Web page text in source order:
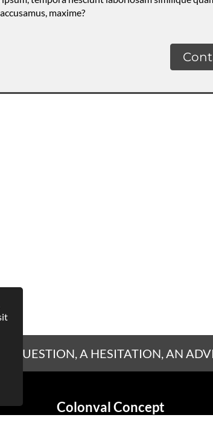
maxime?
A QUESTION, A HESITATION, AN
Colonval Concept